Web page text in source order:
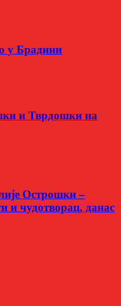
у Брадини
и Тврдошки на
Острошки –
и чудотворац, данас